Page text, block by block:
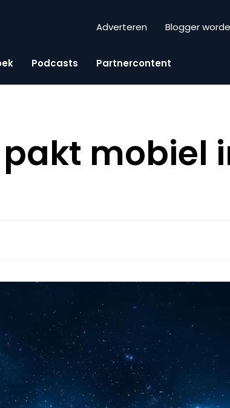
Adverteren Blogger
Podcasts Partnercontent
mobiel